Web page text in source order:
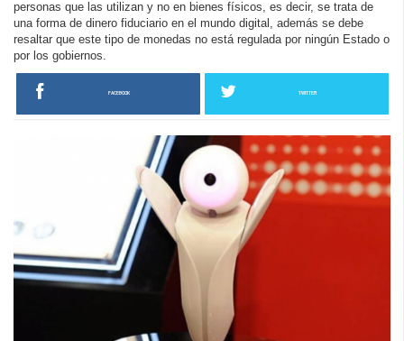
personas que las utilizan y no en bienes físicos, es decir, se trata de
una forma de dinero fiduciario en el mundo digital, además se debe
resaltar que este tipo de monedas no está regulada por ningún Estado o
por los gobiernos.
FACEBOOK TWITTER